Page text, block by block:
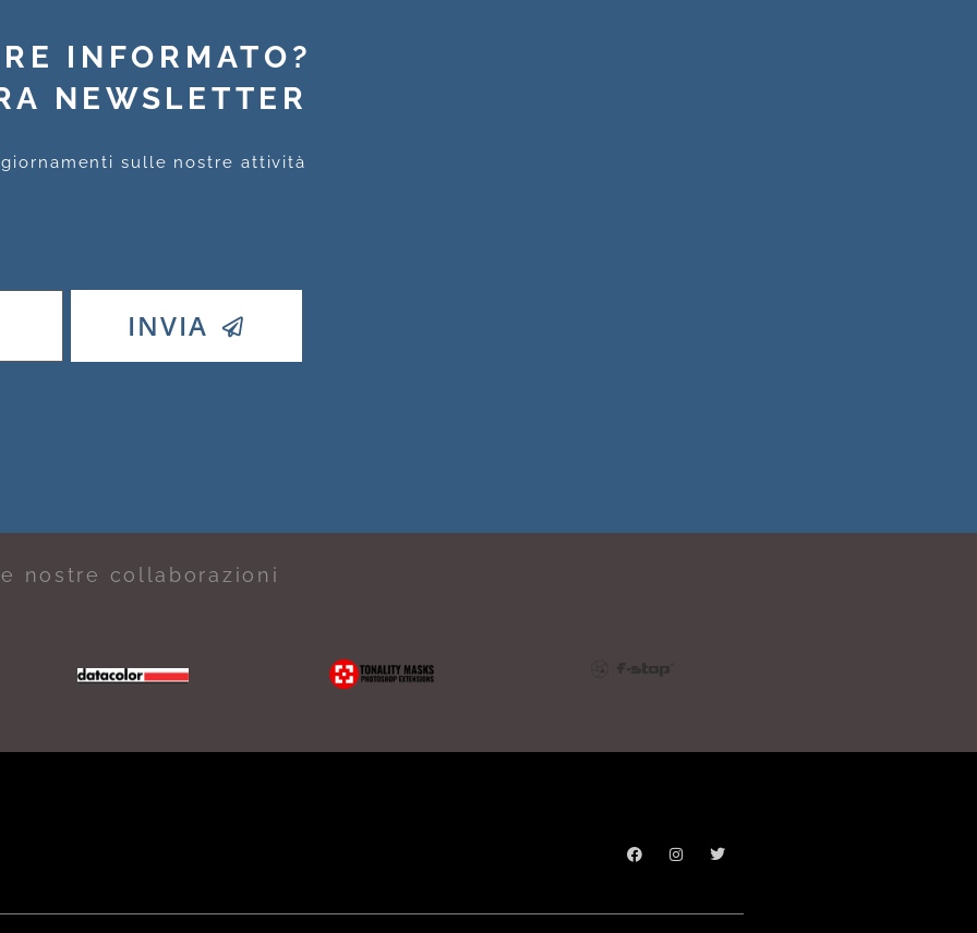
INFORMATO?
NEWSLETTER
sulle nostre attività
INVIA
nostre collaborazioni